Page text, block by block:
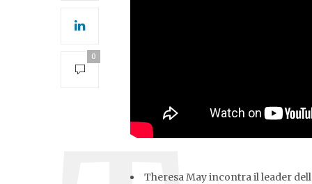
0
Theresa May incontra il leader